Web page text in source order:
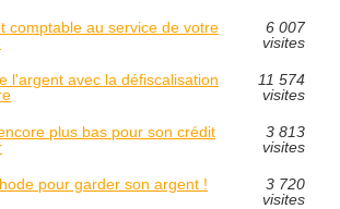
comptable au service de votre
6 007
visites
l'argent avec la défiscalisation
11 574
visites
plus bas pour son crédit
3 813
visites
pour garder son argent !
3 720
visites